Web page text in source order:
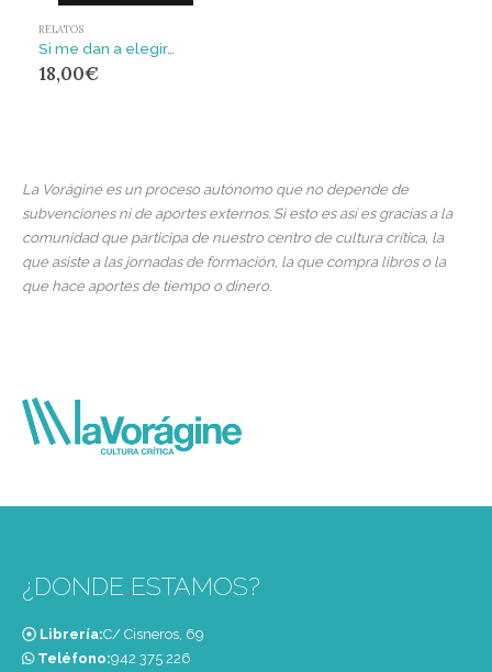
RELATOS
Si me dan a elegir…
18,00€
La Vorágine es un proceso autónomo que no depende de
subvenciones ni de aportes externos. Si esto es así es gracias a la
comunidad que participa de nuestro centro de cultura crítica, la
que asiste a las jornadas de formación, la que compra libros o la
que hace aportes de tiempo o dinero.
¿DONDE ESTAMOS?
Librería:C/ Cisneros, 69
Teléfono:‭942 375 226‬